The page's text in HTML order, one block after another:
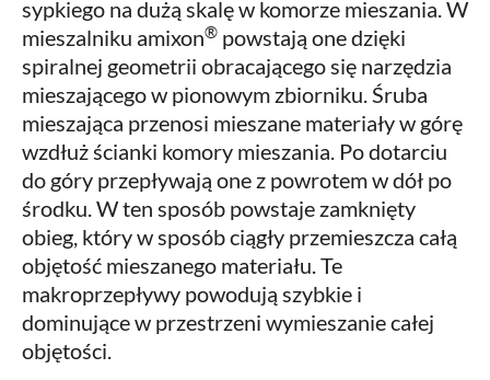
sypkiego na dużą skalę w komorze mieszania. W
mieszalniku amixon® powstają one dzięki
spiralnej geometrii obracającego się narzędzia
mieszającego w pionowym zbiorniku. Śruba
mieszająca przenosi mieszane materiały w górę
wzdłuż ścianki komory mieszania. Po dotarciu
do góry przepływają one z powrotem w dół po
środku. W ten sposób powstaje zamknięty
obieg, który w sposób ciągły przemieszcza całą
objętość mieszanego materiału. Te
makroprzepływy powodują szybkie i
dominujące w przestrzeni wymieszanie całej
objętości.